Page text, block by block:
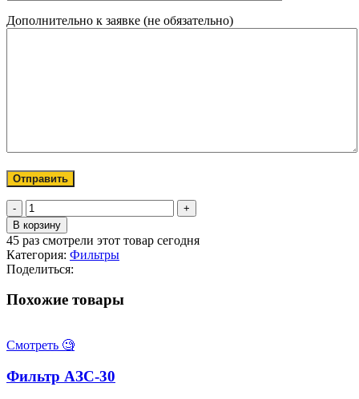
Дополнительно к заявке (не обязательно)
Количество
товара
Фильтроэлемент
для
прямоточного
фильтра
ДУ-80
В корзину
45 раз смотрели этот товар сегодня
Категория: Фильтры
Поделиться:
Похожие товары
Смотреть 🧐
Фильтр АЗС-30